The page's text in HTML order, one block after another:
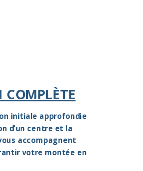
initiale approfondie
d’un centre et la
accompagnent
votre montée en